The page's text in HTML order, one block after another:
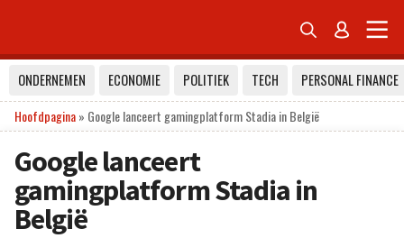
 
ONDERNEMEN ECONOMIE POLITIEK TECH
PERSONAL FINANCE
Hoofdpagina» Google lanceert gamingplatform Stadia in België
Google lanceert
gamingplatform Stadia in
België